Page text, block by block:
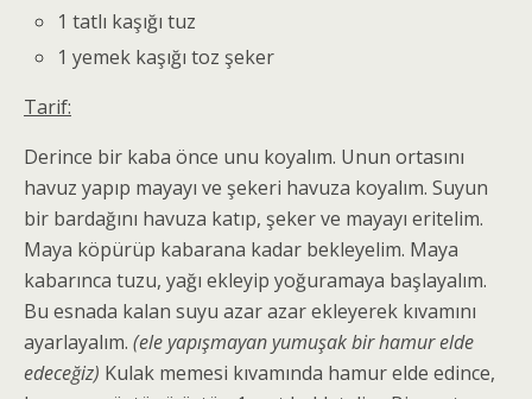
1 tatlı kaşığı tuz
1 yemek kaşığı toz şeker
Tarif:
Derince bir kaba önce unu koyalım. Unun ortasını
havuz yapıp mayayı ve şekeri havuza koyalım. Suyun
bir bardağını havuza katıp, şeker ve mayayı eritelim.
Maya köpürüp kabarana kadar bekleyelim. Maya
kabarınca tuzu, yağı ekleyip yoğuramaya başlayalım.
Bu esnada kalan suyu azar azar ekleyerek kıvamını
ayarlayalım. (ele yapışmayan yumuşak bir hamur elde
edeceğiz) Kulak memesi kıvamında hamur elde edince,